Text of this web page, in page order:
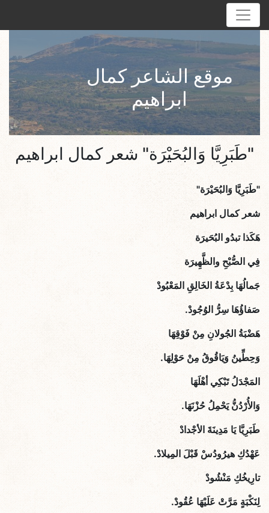
موقع الشاعر كمال
ابراهيم
"طَبَرِيَّا وَالبُحَيْرَة" شعر كمال ابراهيم
"طَبَرِيَّا وَالبُحَيْرَة"
شعر كمال ابراهيم
هَكَذا تبدُو البُحَيرَة
فِي الصُّبْحِ والظَّهِيرَة
جَمالُهَا بِدْعَةُ الخَالِقِ المَعْبُودْ
صَفاؤُهَا سِرُّ الوُجُودْ.
هَضْبَةُ الجُولانِ مِنْ فَوْقِهَا
وَحِطِّينُ وَيَاقُوقُ مِنْ حَوْلِهَا.
المَجْدَلُ تَبْكِي أهْلَهَا
وَالأُرْدُنُّ يَحْمِلُ حُزْنَهَا.
طَبَرِيَّا يَا مَدِينَةَ الأجْدادْ
عَهْدُكِ هيرُودُسْ قَبْلَ المِيلادْ.
تارِيخُكِ مَنْشُودْ
لِنَكْبَةٍ مَرَّتْ عَلَيْهَا عُقُودْ.